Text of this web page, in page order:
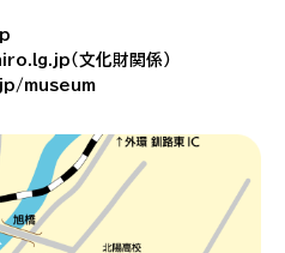
（文化財関係）
museum